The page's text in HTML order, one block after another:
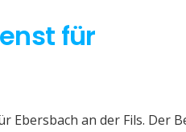
für
Ebersbach an der Fils. Der